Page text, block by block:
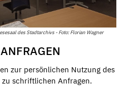
des Stadtarchivs - Foto: Florian Wagner
zur persönlichen Nutzung des
schriftlichen Anfragen.